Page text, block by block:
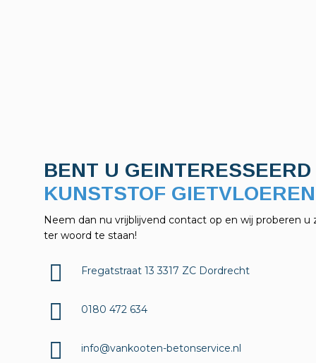
BENT U GEINTERESSEERD
KELDERAFDICHTINGEN?
Neem dan nu vrijblijvend contact op en wij proberen u
ter woord te staan!
Fregatstraat 13 3317 ZC Dordrecht
0180 472 634
info@vankooten-betonservice.nl